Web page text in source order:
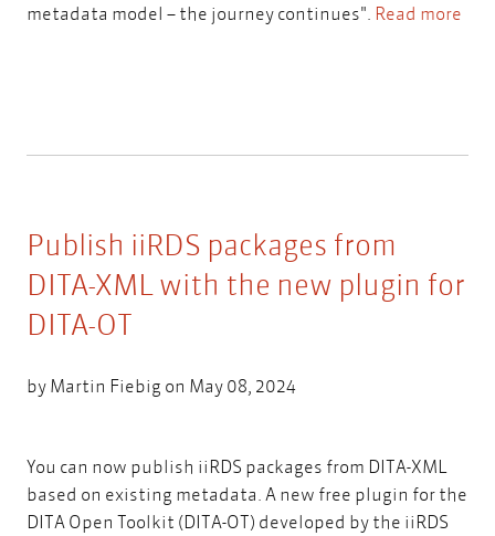
metadata model – the journey continues". Read more
Publish iiRDS packages from
DITA-XML with the new plugin for
DITA-OT
byMartin Fiebig on May 08, 2024
You can now publish iiRDS packages from DITA-XML
based on existing metadata. A new free plugin for the
DITA Open Toolkit (DITA-OT) developed by the iiRDS